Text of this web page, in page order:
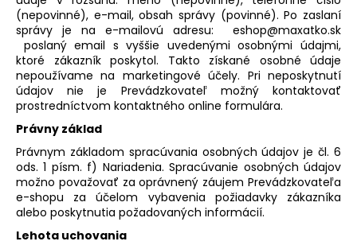
(nepovinné), e-mail, obsah správy (povinné). Po zaslaní
správy je na e-mailovú adresu: eshop@maxatko.sk
poslaný email s vyššie uvedenými osobnými údajmi,
ktoré zákazník poskytol. Takto získané osobné údaje
nepoužívame na marketingové účely. Pri neposkytnutí
údajov nie je Prevádzkovateľ možný kontaktovať
prostredníctvom kontaktného online formulára.
Právny základ
Právnym základom spracúvania osobných údajov je čl. 6
ods. 1 písm. f) Nariadenia. Spracúvanie osobných údajov
možno považovať za oprávnený záujem Prevádzkovateľa
e-shopu za účelom vybavenia požiadavky zákazníka
alebo poskytnutia požadovaných informácií.
Lehota uchovania